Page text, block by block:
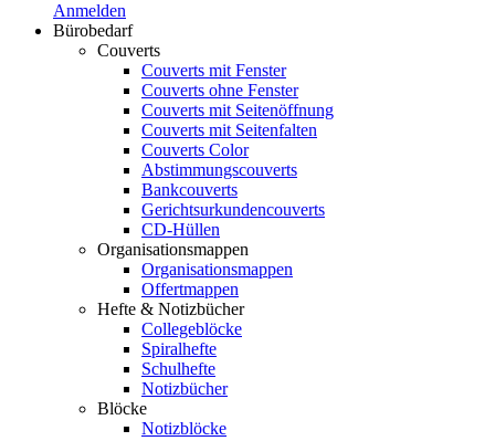
Anmelden
Bürobedarf
Couverts
Couverts mit Fenster
Couverts ohne Fenster
Couverts mit Seitenöffnung
Couverts mit Seitenfalten
Couverts Color
Abstimmungscouverts
Bankcouverts
Gerichtsurkundencouverts
CD-Hüllen
Organisationsmappen
Organisationsmappen
Offertmappen
Hefte & Notizbücher
Collegeblöcke
Spiralhefte
Schulhefte
Notizbücher
Blöcke
Notizblöcke